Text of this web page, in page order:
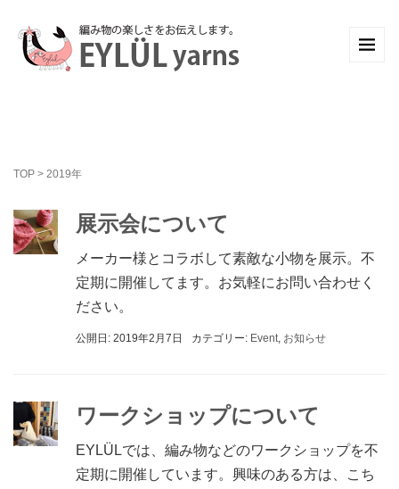
TOP > 2019年
展示会について
メーカー様とコラボして素敵な小物を展示。不
定期に開催してます。お気軽にお問い合わせく
ださい。
公開日: 2019年2月7日 カテゴリー: Event お知らせ
ワークショップについて
EYLÜLでは、編み物などのワークショップを不
定期に開催しています。興味のある方は、こち